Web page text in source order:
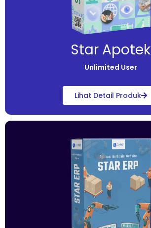
Star Apotek
Unlimited User
Lihat Detail Produk